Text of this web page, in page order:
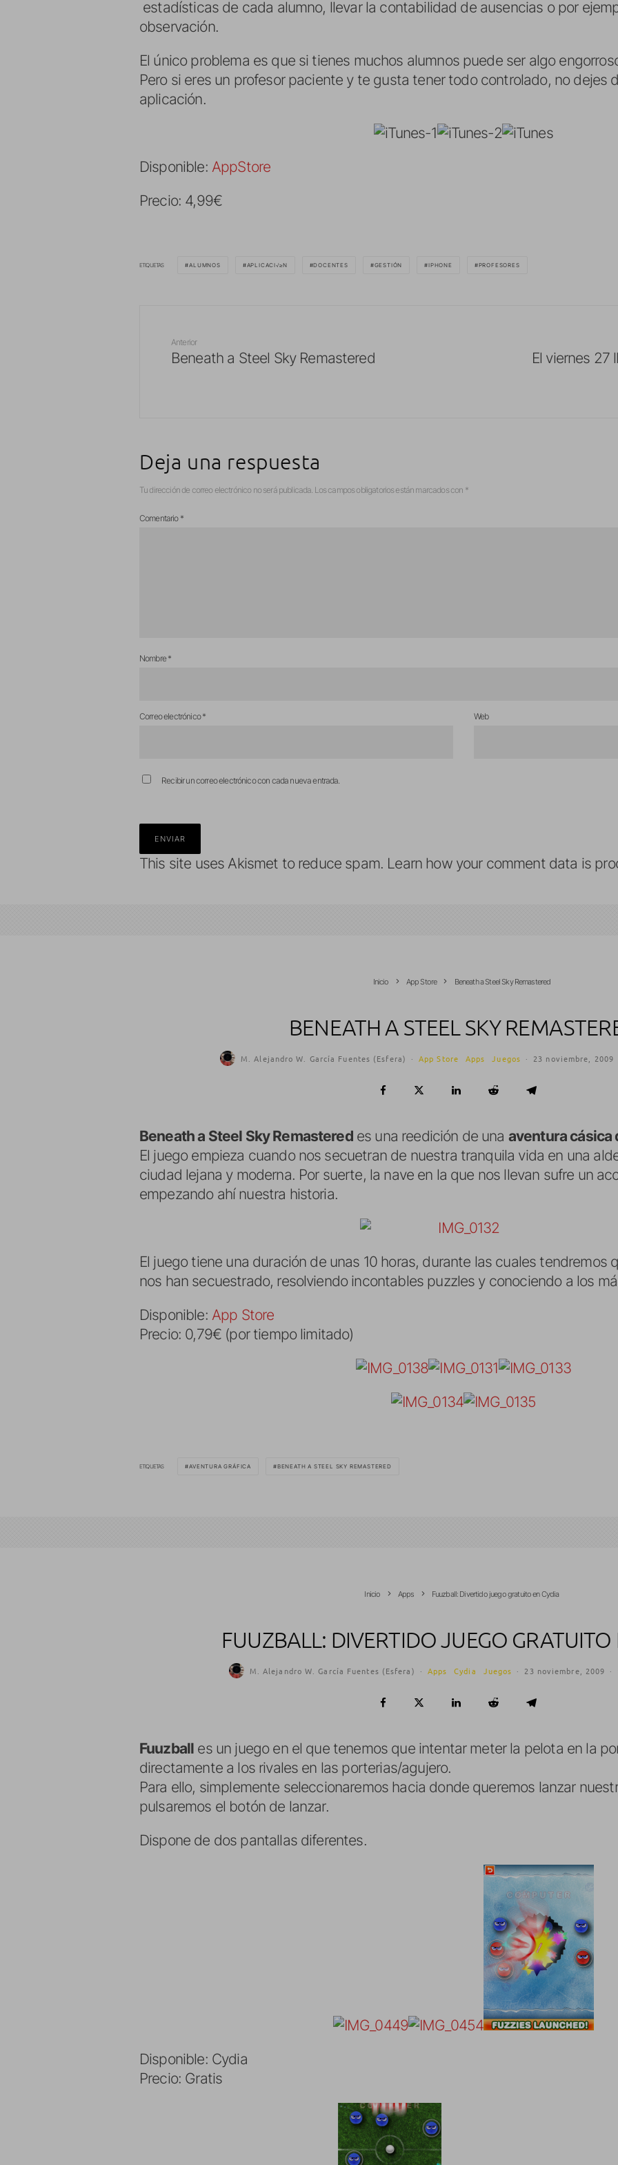
estadísticas de cada alumno, llevar la contabilidad de ausencias o por
observación.
El único problema es que si tienes muchos alumnos puede ser algo
Pero si eres un profesor paciente y te gusta tener todo controlado, no dejes
aplicación.
Disponible: AppStore
Precio: 4,99€
ETIQUETAS ALUMNOS APLICACI√≥N DOCENTES GESTIÓN IPHONE PROFESORES
Anterior
Beneath a Steel Sky Remastered
El viernes 27
Deja una respuesta
Tu dirección de correo electrónico no será publicada. Los campos obligatorios están marcados con *
Comentario *
Nombre*
Correo electrónico* Web
Recibir un correo electrónico con cada nueva entrada.
This site uses Akismet to reduce spam. Learn how your comment data is
Inicio App Store Beneath a Steel Sky Remastered
BENEATH A STEEL SKY
M. Alejandro W. García Fuentes (Esfera) · App Store Apps Juegos · 23 noviembre, 2009
Beneath a Steel Sky Remasteredes una reedición de una aventura cásica
El juego empieza cuando nos secuetran de nuestra tranquila vida en una
ciudad lejana y moderna. Por suerte, la nave en la que nos llevan sufre un
empezando ahí nuestra historia.
El juego tiene una duración de unas 10 horas, durante las cuales tendremos
nos han secuestrado, resolviendo incontables puzzles y conociendo a los
Disponible: App Store
Precio: 0,79€ (por tiempo limitado)
ETIQUETAS AVENTURA GRÁFICA BENEATH A STEEL SKY REMASTERED
Inicio Apps Fuuzball: Divertido juego gratuito en Cydia
FUUZBALL: DIVERTIDO JUEGO GRATUITO
M. Alejandro W. García Fuentes (Esfera) · Apps Cydia Juegos · 23 noviembre, 2009 ·
Fuuzball es un juego en el que tenemos que intentar meter la pelota en la
directamente a los rivales en las porterias/agujero.
Para ello, simplemente seleccionaremos hacia donde queremos lanzar
pulsaremos el botón de lanzar.
Dispone de dos pantallas diferentes.
Disponible: Cydia
Precio: Gratis